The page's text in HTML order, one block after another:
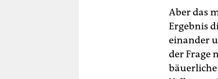
Aber das
Ergebnis
einander
der Frage